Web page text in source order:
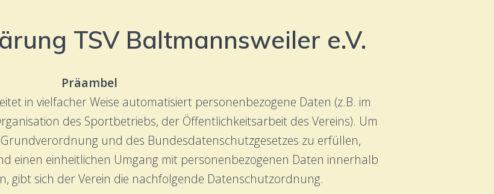
TSV Baltmannsweiler e.V.
Präambel
in vielfacher Weise automatisiert personenbezogene Daten (z.B. im
des Sportbetriebs, der Öffentlichkeitsarbeit des Vereins). Um
und des Bundesdatenschutzgesetzes zu erfüllen,
einen einheitlichen Umgang mit personenbezogenen Daten innerhalb
gibt sich der Verein die nachfolgende Datenschutzordnung.